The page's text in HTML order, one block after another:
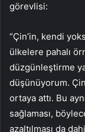
görevlisi:
“Çin’in, kendi
ülkelere pahalı
düzgünleştirme
düşünüyorum.
ortaya attı. Bu
sağlaması,
azaltılması da